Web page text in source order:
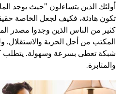
أولئك الذين يتساءلون "حيث يوجد
تكون هادئة، فكيف لجعل الخاصة
كثير من الناس الذين وجدوا مصدر
المكتب من أجل الحرية والاستقلال.
شبكة تعطى بسرعة وسهولة. يتطلب
والمثابرة.